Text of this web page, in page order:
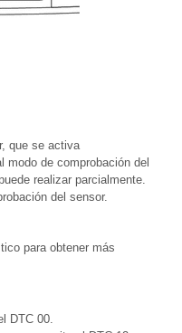
que se activa
modo de comprobación del
realizar parcialmente.
del sensor.
para obtener más
DTC 00.